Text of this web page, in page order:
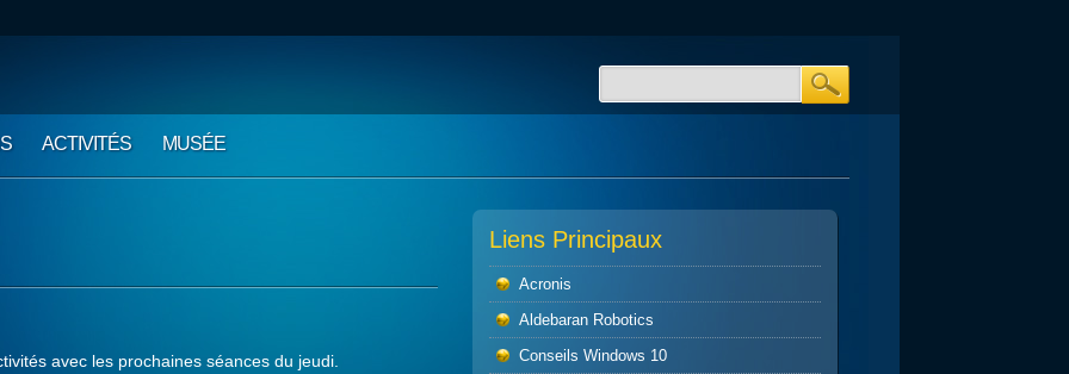
ACTIVITÉS MUSÉE
avec les prochaines séances du jeudi.
Liens Principaux
Acronis
Aldebaran Robotics
Conseils Windows 10